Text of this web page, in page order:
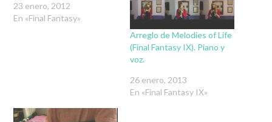
23 enero, 2012
En «Final Fantasy»
Arreglo de Melodies of Life
(Final Fantasy IX). Piano y
voz.
26 enero, 2013
En «Final Fantasy IX»